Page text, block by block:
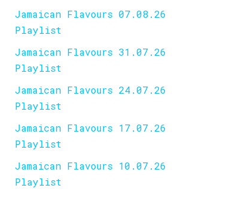
Jamaican Flavours 07.08.26
Playlist
Jamaican Flavours 31.07.26
Playlist
Jamaican Flavours 24.07.26
Playlist
Jamaican Flavours 17.07.26
Playlist
Jamaican Flavours 10.07.26
Playlist